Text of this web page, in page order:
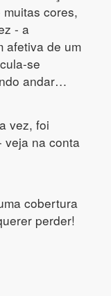
cores,
- a
afetiva de um
se
andar…
vez, foi
veja na conta
cobertura
perder!